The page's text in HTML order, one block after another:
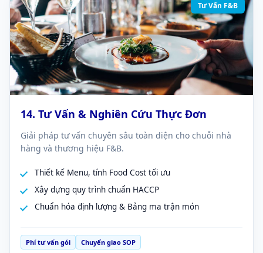
Tư Vấn F&B
14. Tư Vấn & Nghiên Cứu Thực Đơn
Giải pháp tư vấn chuyên sâu toàn diện cho chuỗi nhà
hàng và thương hiệu F&B.
Thiết kế Menu, tính Food Cost tối ưu
Xây dựng quy trình chuẩn HACCP
Chuẩn hóa định lượng & Bảng ma trận món
Phí tư vấn gói Chuyển giao SOP